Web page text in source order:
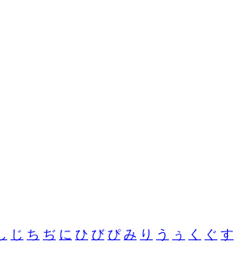
じ ち ぢ に ひ び ぴ み り う ぅ く ぐ す